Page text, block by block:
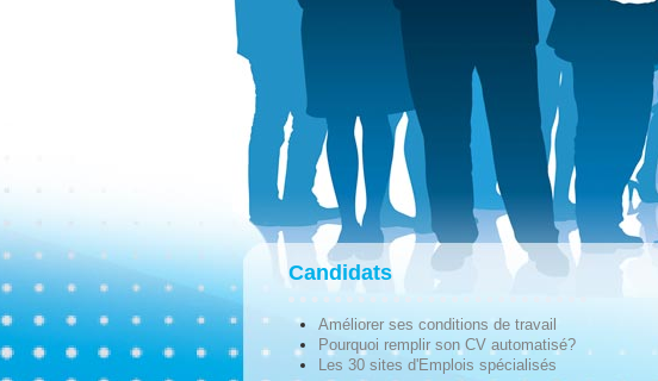
Candidats
Améliorer ses conditions de travail
Pourquoi remplir son CV automatisé?
Les 30 sites d'Emplois spécialisés